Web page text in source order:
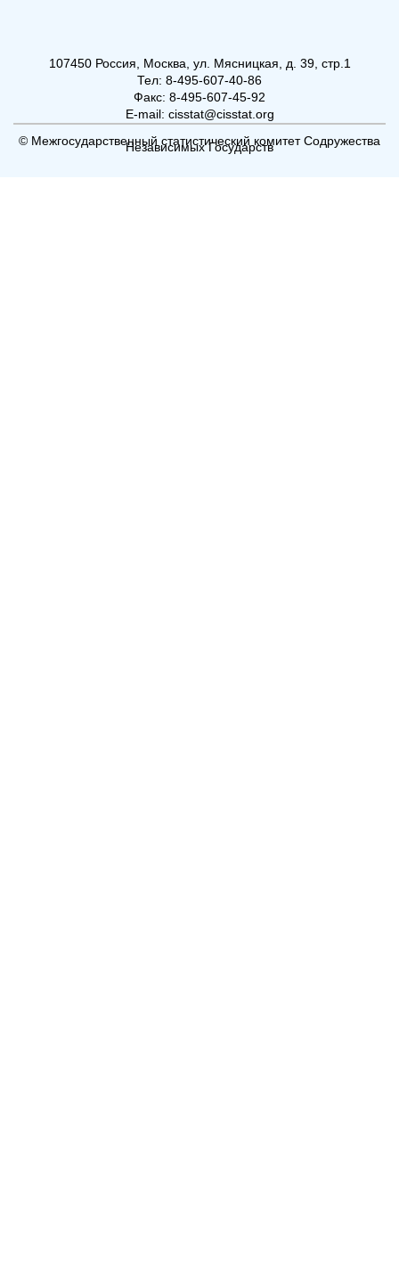
107450 Россия, Москва, ул. Мясницкая, д. 39, стр.1
Тел: 8-495-607-40-86
Факс: 8-495-607-45-92
E-mail: cisstat@cisstat.org
© Межгосударственный статистический комитет Содружества
Независимых Государств